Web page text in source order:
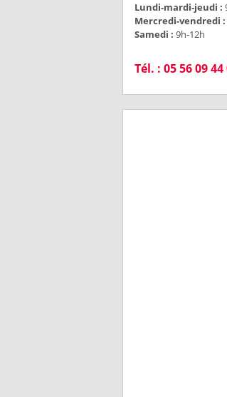
Lundi-mardi-jeudi :
Mercredi-vendredi :
Samedi : 9h-12h
Tél. : 05 56 09 44